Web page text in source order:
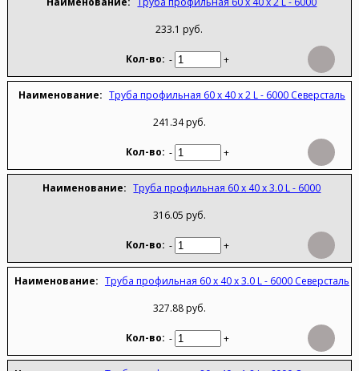
233.1 руб.
- +
Труба профильная 60 х 40 х 2 L - 6000 Северсталь
241.34 руб.
- +
Труба профильная 60 х 40 х 3.0 L - 6000
316.05 руб.
- +
Труба профильная 60 х 40 х 3.0 L - 6000 Северсталь
327.88 руб.
- +